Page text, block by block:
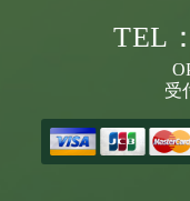
TEL
受